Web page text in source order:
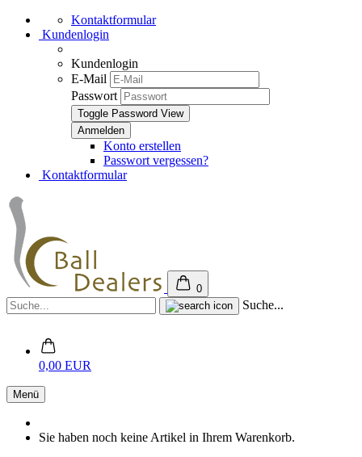
Kontaktformular
Kundenlogin
Kundenlogin
E-Mail
Passwort
Toggle Password View
Konto erstellen
Passwort vergessen?
Kontaktformular
0
Suche...
0,00 EUR
Menü
Sie haben noch keine Artikel in Ihrem Warenkorb.